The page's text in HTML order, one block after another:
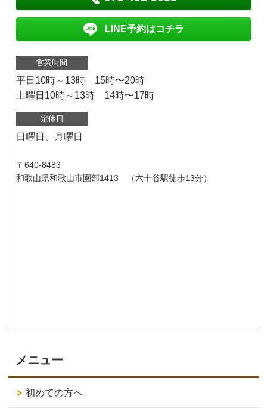
LINE予約はコチラ
営業時間
平日10時～13時 15時〜20時
土曜日10時～13時 14時〜17時
定休日
日曜日、月曜日
〒640-8483
和歌山県和歌山市園部1413 （六十谷駅徒歩13分）
メニュー
初めての方へ